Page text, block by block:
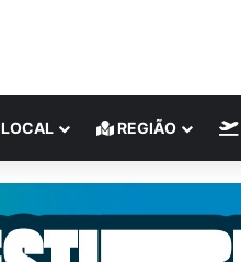
LOCAL REGIÃO